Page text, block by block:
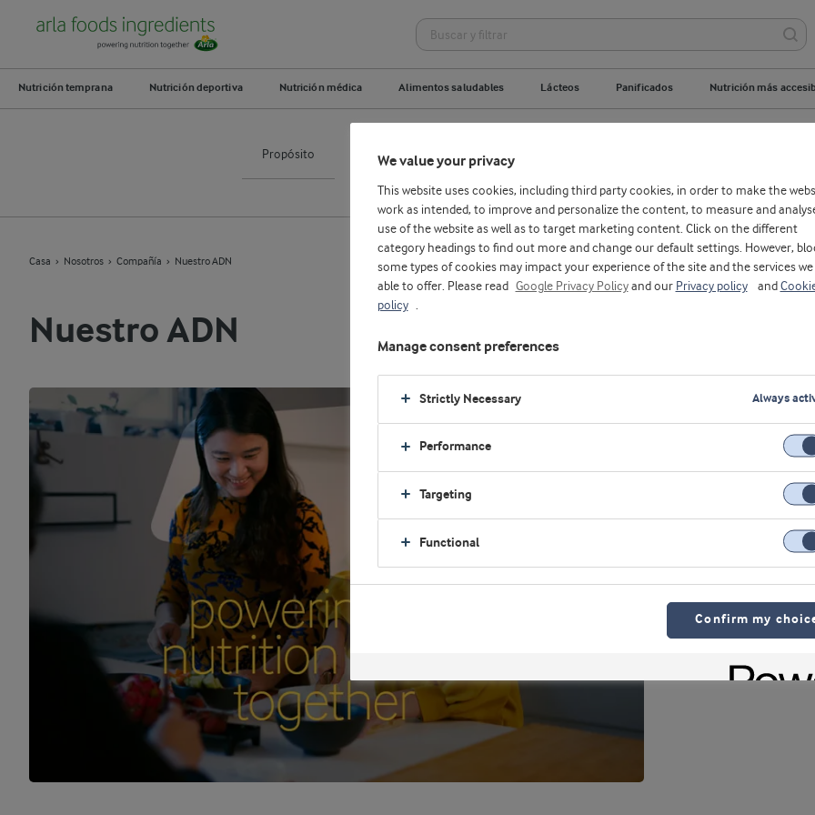
Nutrición temprana Nutrición deportiva Nutrición médica Alimentos saludables Lácteos Panificados Nutrición más
Propósito Nuestro ADN
Casa Nosotros Compañía Nuestro ADN
Nuestro ADN
We value your privacy
This website uses cookies, including third party cookies, in order to make the
work as intended, to improve and personalize the content, to measure and
use of the website as well as to target marketing content. Click on the different
category headings to find out more and change our default settings. However,
some types of cookies may impact your experience of the site and the services we
able to offer. Please read
Google Privacy Policyand our Privacy policy and
policy
.
Manage consent preferences
Strictly Necessary Always
Performance
Targeting
Functional
Confirm my